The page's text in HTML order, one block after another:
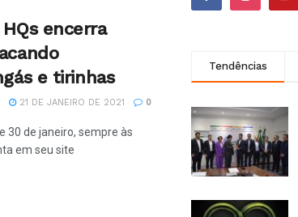
encerra
e tirinhas
21 DE JANEIRO DE 2021 0
30 de janeiro, sempre às
em seu site
Tendências